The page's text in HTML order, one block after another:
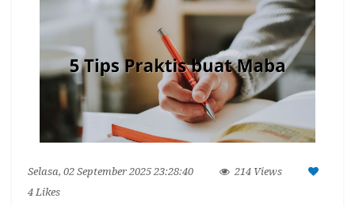
Selasa, 02 September 2025 23:28:40
214 Views
4 Likes